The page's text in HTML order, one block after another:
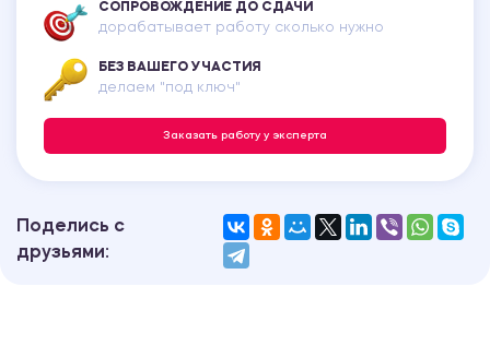
СОПРОВОЖДЕНИЕ ДО СДАЧИ
дорабатывает работу сколько нужно
БЕЗ ВАШЕГО УЧАСТИЯ
делаем "под ключ"
Заказать работу у эксперта
Поделись с
друзьями: